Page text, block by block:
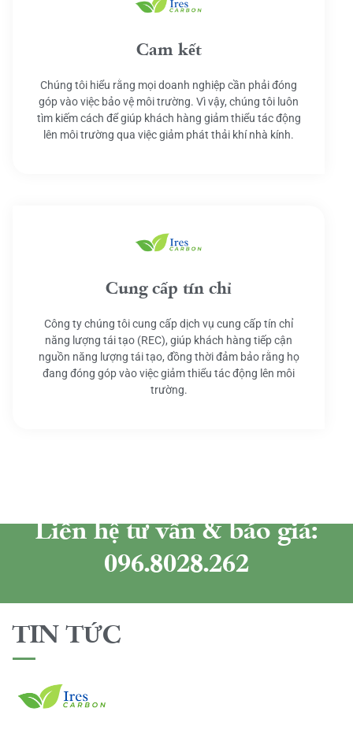
Cam kết
Chúng tôi hiểu rằng mọi doanh nghiệp cần phải đóng
góp vào việc bảo vệ môi trường. Vì vậy, chúng tôi luôn
tìm kiếm cách để giúp khách hàng giảm thiểu tác động
lên môi trường qua việc giảm phát thải khí nhà kính.
Cung cấp tín chỉ
Công ty chúng tôi cung cấp dịch vụ cung cấp tín chỉ
năng lượng tái tạo (REC), giúp khách hàng tiếp cận
nguồn năng lượng tái tạo, đồng thời đảm bảo rằng họ
đang đóng góp vào việc giảm thiểu tác động lên môi
trường.
Liên hệ tư vấn & báo giá:
096.8028.262
TIN TỨC